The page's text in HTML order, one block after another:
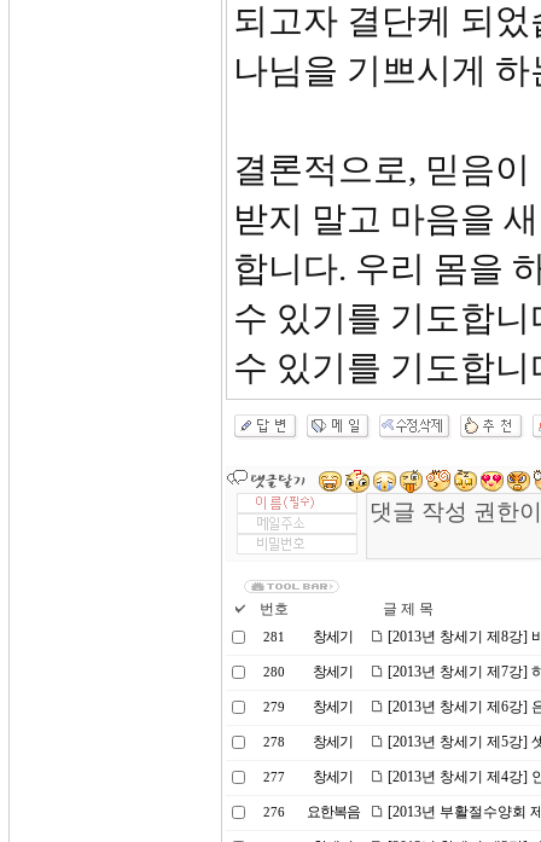
되고자 결단케 되
나님을 기쁘시게
결론적으로, 믿음
받지 말고 마음을
합니다. 우리 몸을
수 있기를 기도합
수 있기를 기도합니
번호 글 제 목
281 창세기 [2013년 창세기 제8강]
280 창세기 [2013년 창세기 제7강]
279 창세기 [2013년 창세기 제6강]
278 창세기 [2013년 창세기 제5강]
277 창세기 [2013년 창세기 제4강]
276 요한복음 [2013년 부활절수양회